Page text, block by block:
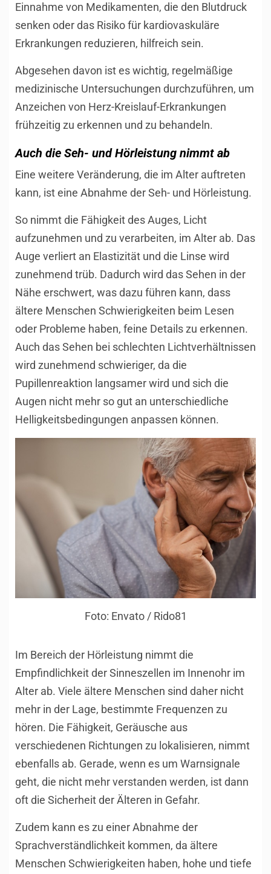
Einnahme von Medikamenten, die den Blutdruck
senken oder das Risiko für kardiovaskuläre
Erkrankungen reduzieren, hilfreich sein.
Abgesehen davon ist es wichtig, regelmäßige
medizinische Untersuchungen durchzuführen, um
Anzeichen von Herz-Kreislauf-Erkrankungen
frühzeitig zu erkennen und zu behandeln.
Auch die Seh- und Hörleistung nimmt ab
Eine weitere Veränderung, die im Alter auftreten
kann, ist eine Abnahme der Seh- und Hörleistung.
So nimmt die Fähigkeit des Auges, Licht
aufzunehmen und zu verarbeiten, im Alter ab. Das
Auge verliert an Elastizität und die Linse wird
zunehmend trüb. Dadurch wird das Sehen in der
Nähe erschwert, was dazu führen kann, dass
ältere Menschen Schwierigkeiten beim Lesen
oder Probleme haben, feine Details zu erkennen.
Auch das Sehen bei schlechten Lichtverhältnissen
wird zunehmend schwieriger, da die
Pupillenreaktion langsamer wird und sich die
Augen nicht mehr so gut an unterschiedliche
Helligkeitsbedingungen anpassen können.
Foto: Envato / Rido81
Im Bereich der Hörleistung nimmt die
Empfindlichkeit der Sinneszellen im Innenohr im
Alter ab. Viele ältere Menschen sind daher nicht
mehr in der Lage, bestimmte Frequenzen zu
hören. Die Fähigkeit, Geräusche aus
verschiedenen Richtungen zu lokalisieren, nimmt
ebenfalls ab. Gerade, wenn es um Warnsignale
geht, die nicht mehr verstanden werden, ist dann
oft die Sicherheit der Älteren in Gefahr.
Zudem kann es zu einer Abnahme der
Sprachverständlichkeit kommen, da ältere
Menschen Schwierigkeiten haben, hohe und tiefe